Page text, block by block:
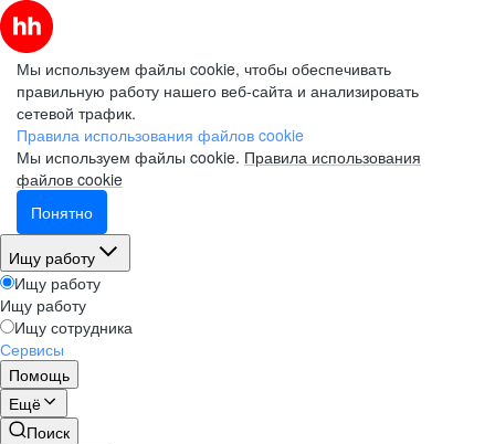
Мы используем файлы cookie, чтобы обеспечивать
правильную работу нашего веб-сайта и анализировать
сетевой трафик.
Правила использования файлов cookie
Мы используем файлы cookie. Правила использования
файлов cookie
Понятно
Ищу работу
Ищу работу
Ищу работу
Ищу сотрудника
Сервисы
Помощь
Ещё
Поиск